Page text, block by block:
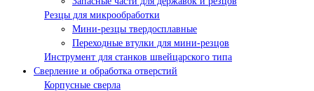
Резцы для микрообработки
Мини-резцы твердосплавные
Переходные втулки для мини-резцов
Инструмент для станков швейцарского типа
Сверление и обработка отверстий
Корпусные сверла